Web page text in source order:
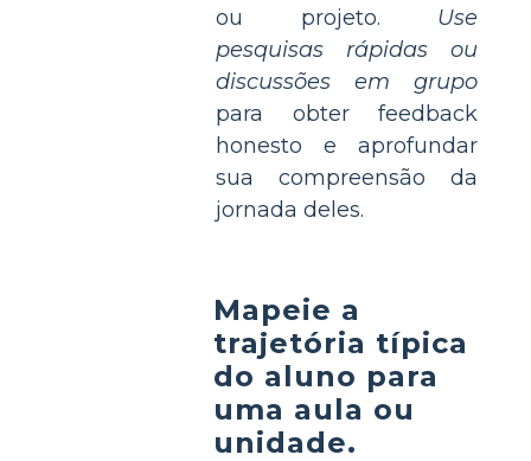
ou projeto. Use
pesquisas rápidas ou
discussões em grupo
para obter feedback
honesto e aprofundar
sua compreensão da
jornada deles.
Mapeie a
trajetória típica
do aluno para
uma aula ou
unidade.